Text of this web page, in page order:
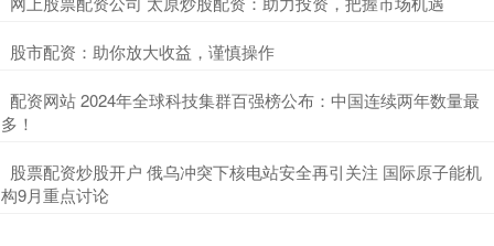
​股市配资：助你放大收益，谨慎操作
​配资网站 2024年全球科技集群百强榜公布：中国连续两年数量最
多！
​股票配资炒股开户 俄乌冲突下核电站安全再引关注 国际原子能机
构9月重点讨论